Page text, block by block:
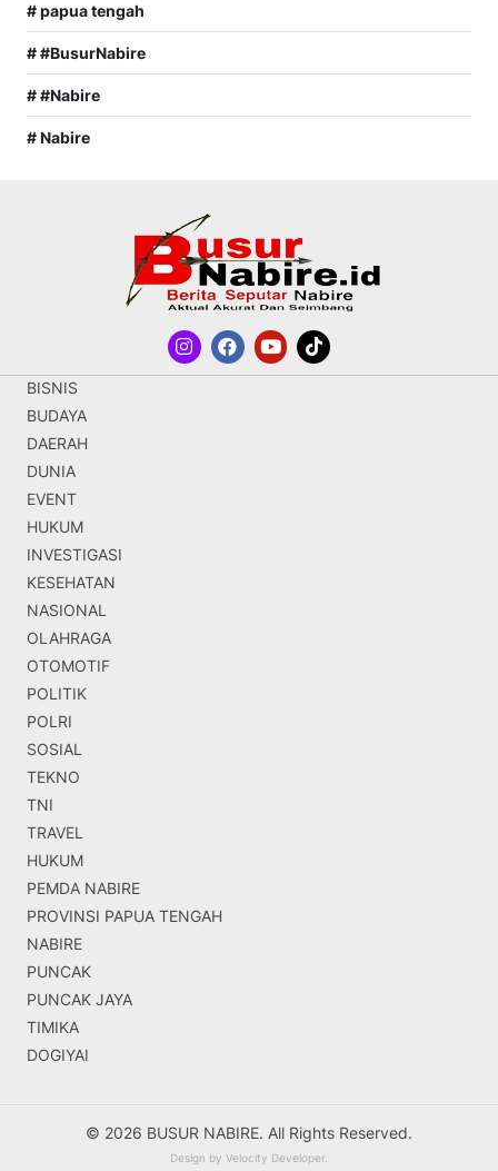
# papua tengah
# #BusurNabire
# #Nabire
# Nabire
BISNIS
BUDAYA
DAERAH
DUNIA
EVENT
HUKUM
INVESTIGASI
KESEHATAN
NASIONAL
OLAHRAGA
OTOMOTIF
POLITIK
POLRI
SOSIAL
TEKNO
TNI
TRAVEL
HUKUM
PEMDA NABIRE
PROVINSI PAPUA TENGAH
NABIRE
PUNCAK
PUNCAK JAYA
TIMIKA
DOGIYAI
© 2026 BUSUR NABIRE. All Rights Reserved.
Design by Velocity Developer